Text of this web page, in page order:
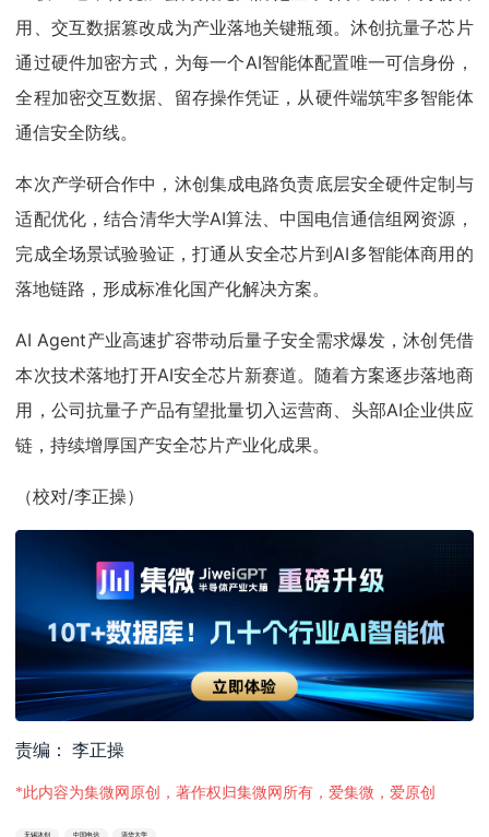
用、交互数据篡改成为产业落地关键瓶颈。沐创抗量子芯片
通过硬件加密方式，为每一个AI智能体配置唯一可信身份，
全程加密交互数据、留存操作凭证，从硬件端筑牢多智能体
通信安全防线。
本次产学研合作中，沐创集成电路负责底层安全硬件定制与
适配优化，结合清华大学AI算法、中国电信通信组网资源，
完成全场景试验验证，打通从安全芯片到AI多智能体商用的
落地链路，形成标准化国产化解决方案。
AI Agent产业高速扩容带动后量子安全需求爆发，沐创凭借
本次技术落地打开AI安全芯片新赛道。随着方案逐步落地商
用，公司抗量子产品有望批量切入运营商、头部AI企业供应
链，持续增厚国产安全芯片产业化成果。
（校对/李正操）
责编： 李正操
*此内容为集微网原创，著作权归集微网所有，爱集微，爱原创
无锡沐创 中国电信 清华大学